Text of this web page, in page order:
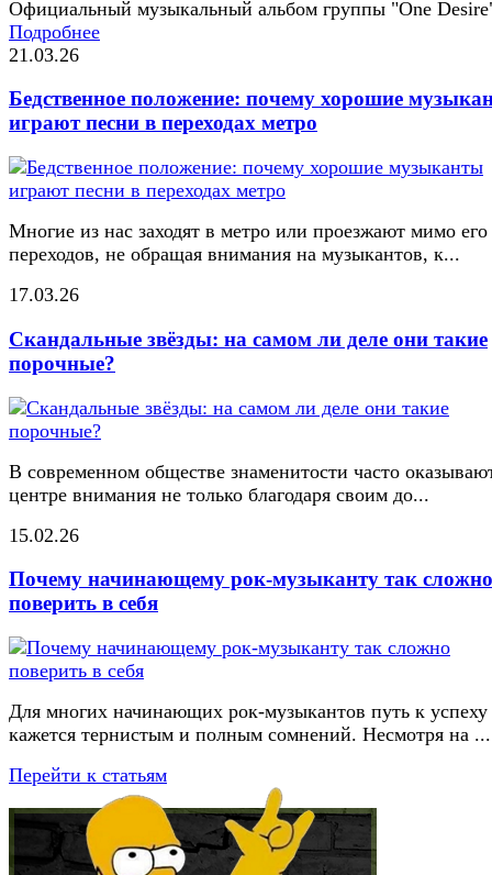
Официальный музыкальный альбом группы "One
Подробнее
21.03.26
Бедственное положение: почему хорошие
играют песни в переходах метро
Многие из нас заходят в метро или проезжают мимо его
переходов, не обращая внимания на музыкантов, к...
17.03.26
Скандальные звёзды: на самом ли деле они такие
порочные?
В современном обществе знаменитости часто
центре внимания не только благодаря своим до...
15.02.26
Почему начинающему рок-музыканту так сложно
поверить в себя
Для многих начинающих рок-музыкантов путь к успеху
кажется тернистым и полным сомнений. Несмотря на ...
Перейти к статьям